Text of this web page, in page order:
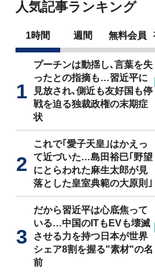
人気記事ランキング
1時間 週間 無料会員
プーチンは動揺し､言葉を失
ったとの指摘も…習近平に
見放され､側近も友好国も停
戦を迫る独裁政権の末期症
状
これで｢愛子天皇｣はかえっ
て近づいた…島田裕巳｢野望
にとらわれた麻生太郎が見
落とした皇室典範の大原則｣
だから習近平は心底焦って
いる…中国のITもEVも壊滅
させる力を持つ日本が世界
シェア8割を握る"素材"の名
前